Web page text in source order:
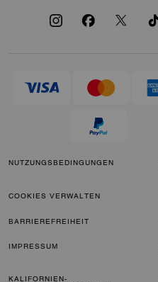
NUTZUNGSBEDINGUNGEN
COOKIES VERWALTEN
BARRIEREFREIHEIT
IMPRESSUM
KALIFORNIEN-